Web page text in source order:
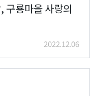
구룡마을 사랑의
2022.12.06